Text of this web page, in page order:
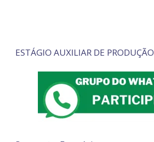
ESTÁGIO AUXILIAR DE PRODUÇÃO